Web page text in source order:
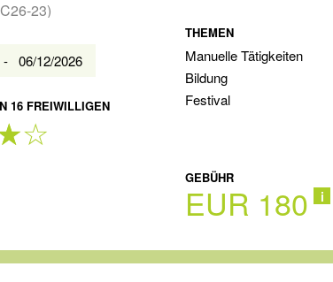
23)
06/12/2026
16 FREIWILLIGEN
THEMEN
Manuelle Tätigkeiten
Bildung
Festival
GEBÜHR
EUR 180 i